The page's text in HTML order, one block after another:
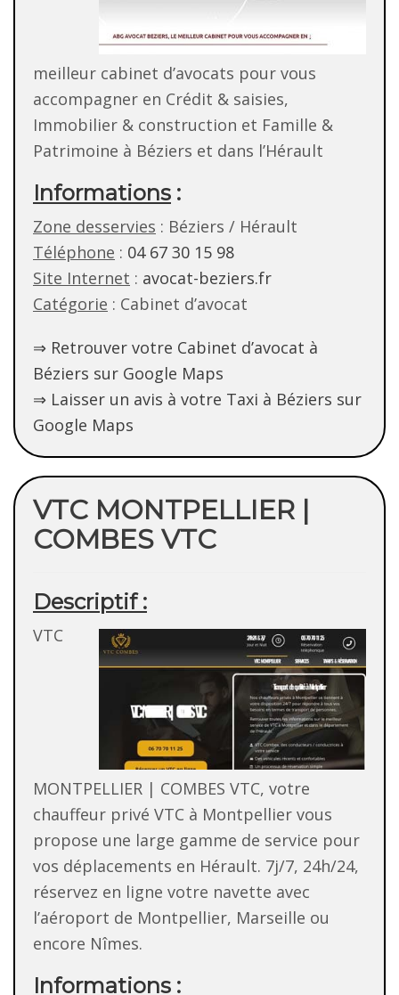
meilleur cabinet d’avocats pour vous
accompagner en Crédit & saisies,
Immobilier & construction et Famille &
Patrimoine à Béziers et dans l’Hérault
Informations :
Zone desservies : Béziers / Hérault
Téléphone : 04 67 30 15 98
Site Internet : avocat-beziers.fr
Catégorie : Cabinet d’avocat
⇒ Retrouver votre Cabinet d’avocat à
Béziers sur Google Maps
⇒ Laisser un avis à votre Taxi à Béziers sur
Google Maps
VTC MONTPELLIER |
COMBES VTC
Descriptif :
VTC
MONTPELLIER | COMBES VTC, votre
chauffeur privé VTC à Montpellier vous
propose une large gamme de service pour
vos déplacements en Hérault. 7j/7, 24h/24,
réservez en ligne votre navette avec
l’aéroport de Montpellier, Marseille ou
encore Nîmes.
Informations :